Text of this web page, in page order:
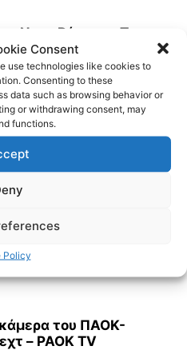
Consent
use technologies like cookies to
Consenting to these
data such as browsing behavior or
or withdrawing consent, may
functions.
Policy
Ντερ Βάιντεν: Το
αστέρι της
υδατοσφαίρισης
08/2026
μόνο η πρόκριση
08/2026
του ΠΑΟΚ-
του ΠΑΟK-
– PAOK TV